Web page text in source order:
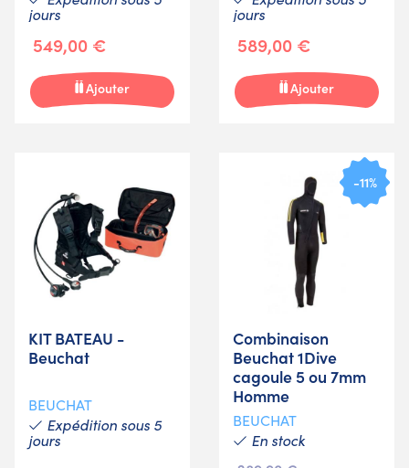
jours
549,00 €
Ajouter
jours
589,00 €
Ajouter
KIT BATEAU -
Beuchat
BEUCHAT
Expédition sous 5
jours
-11%
Combinaison
Beuchat 1Dive
cagoule 5 ou 7mm
Homme
BEUCHAT
En stock